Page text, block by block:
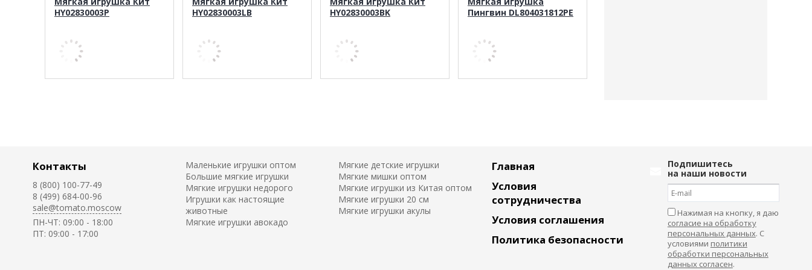
HY02830003P
HY02830003LB
HY02830003BK
Пингвин DL804031812PE
Контакты
8 (800) 100-77-49
8 (499) 684-00-96
sale@tomato.moscow
ПН-ЧТ: 09:00 - 18:00
ПТ: 09:00 - 17:00
Маленькие игрушки оптом
Большие мягкие игрушки
Мягкие игрушки недорого
Игрушки как настоящие
животные
Мягкие игрушки авокадо
Мягкие детские игрушки
Мягкие мишки оптом
Мягкие игрушки из Китая оптом
Мягкие игрушки 20 см
Мягкие игрушки акулы
Главная
Условия
сотрудничества
Условия соглашения
Политика безопасности
Подпишитесь
на наши новости
Нажимая на кнопку, я даю
согласие на обработку
персональных данных. С
условиями политики
обработки персональных
данных согласен.